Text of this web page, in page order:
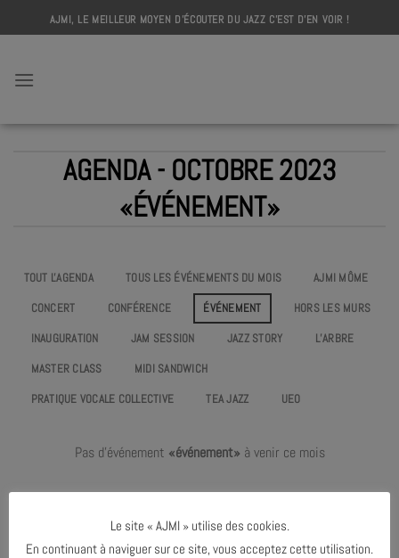
to
AJMI, LE MEILLEUR MOYEN D'ÉCOUTER DU JAZZ C'EST D'EN VOIR !
AGENDA - OCTOBRE 2023
«ÉVÉNEMENT»
TOUT L'AGENDA TOUS LES ÉVÉNEMENTS DU MOIS
AJMI MÔME
CONCERT
CONFÉRENCE ÉVÉNEMENT
HORS LES MURS
INAUGURATION
JAM SESSION JAZZ STORY
L’ARBRE
MASTER CLASS
MIDI SANDWICH
PRATIQUE VOCALE COLLECTIVE
TEA JAZZ UEO
Pas d'événement «événement» à venir ce mois
Le site « AJMI » utilise des cookies.
En continuant à naviguer sur ce site, vous acceptez cette utilisation.